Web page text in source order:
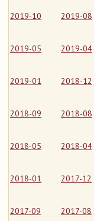
2019-10 2019-08
2019-05 2019-04
2019-01 2018-12
2018-09 2018-08
2018-05 2018-04
2018-01 2017-12
2017-09 2017-08